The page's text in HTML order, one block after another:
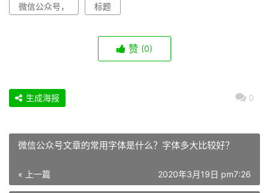
微信公众号， 标题
赞 (0)
0
生成海报
微信公众号文章的常用字体是什么？字体多大比较好？
« 上一篇 2020年3月19日 pm7:26